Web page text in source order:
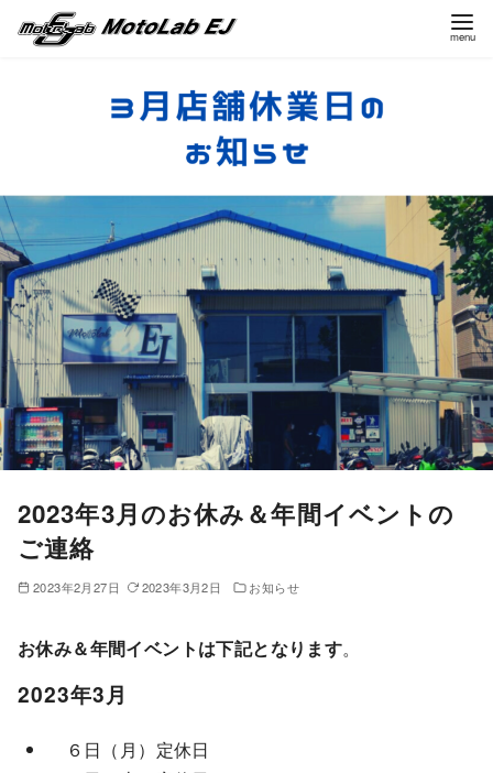
ツ
へ
移
動
2023年3月のお休み＆年間イベントの
ご連絡
2023年2月27日 2023年3月2日 お知らせ
お休み＆年間イベントは下記となります。
2023年3月
６日（月）定休日